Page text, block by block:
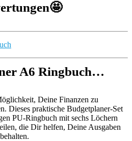
🤩
A6 Ringbuch…
Deine Finanzen zu
Dieses praktische Budgetplaner-Set
PU-Ringbuch mit sechs Löchern
die Dir helfen, Deine Ausgaben